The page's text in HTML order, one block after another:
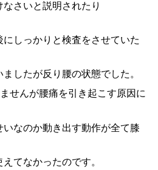
さいと説明されたり
しっかりと検査をさせていた
したが反り腰の状態でした。
せんが腰痛を引き起こす原因に
いなのか動き出す動作が全て膝
てなかったのです。